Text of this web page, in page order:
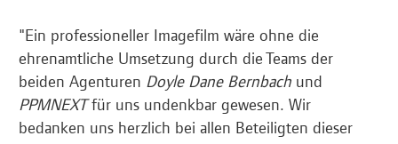
"Ein professioneller Imagefilm wäre ohne die
ehrenamtliche Umsetzung durch die Teams der
beiden Agenturen Doyle Dane Bernbach und
PPMNEXTfür uns undenkbar gewesen. Wir
bedanken uns herzlich bei allen Beteiligten dieser